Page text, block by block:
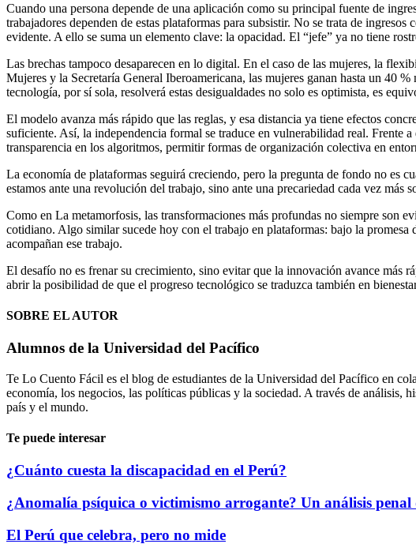
Cuando una persona depende de una aplicación como su principal fuente de
trabajadores dependen de estas plataformas para subsistir. No se trata de
evidente. A ello se suma un elemento clave: la opacidad. El “jefe” ya no tiene
Las brechas tampoco desaparecen en lo digital. En el caso de las mujeres, la
Mujeres y la Secretaría General Iberoamericana, las mujeres ganan hasta un 40
tecnología, por sí sola, resolverá estas desigualdades no solo es optimista, es
El modelo avanza más rápido que las reglas, y esa distancia ya tiene efectos
suficiente. Así, la independencia formal se traduce en vulnerabilidad real. Frente
transparencia en los algoritmos, permitir formas de organización colectiva en
La economía de plataformas seguirá creciendo, pero la pregunta de fondo no es
estamos ante una revolución del trabajo, sino ante una precariedad cada vez más
Como en La metamorfosis, las transformaciones más profundas no siempre son
cotidiano. Algo similar sucede hoy con el trabajo en plataformas: bajo la
acompañan ese trabajo.
El desafío no es frenar su crecimiento, sino evitar que la innovación avance más
abrir la posibilidad de que el progreso tecnológico se traduzca también en
SOBRE EL AUTOR
Alumnos de la Universidad del Pacífico
Te Lo Cuento Fácil es el blog de estudiantes de la Universidad del Pacífico en
economía, los negocios, las políticas públicas y la sociedad. A través de análisis,
país y el mundo.
Te puede interesar
¿Cuánto cuesta la discapacidad en el Perú?
¿Anomalía psíquica o victimismo arrogante? Un análisis
El Perú que celebra, pero no mide